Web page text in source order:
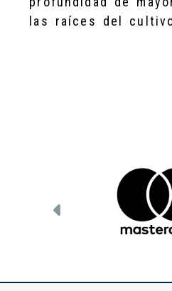
las raíces del
Anterior